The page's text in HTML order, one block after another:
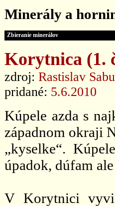
Minerály a
Zbieranie minerálov
Korytnica (1.
zdroj: Rastislav
pridané: 5.6.2010
Kúpele azda s
západnom okraji
„kyselke“.
úpadok, dúfam
V Korytnici